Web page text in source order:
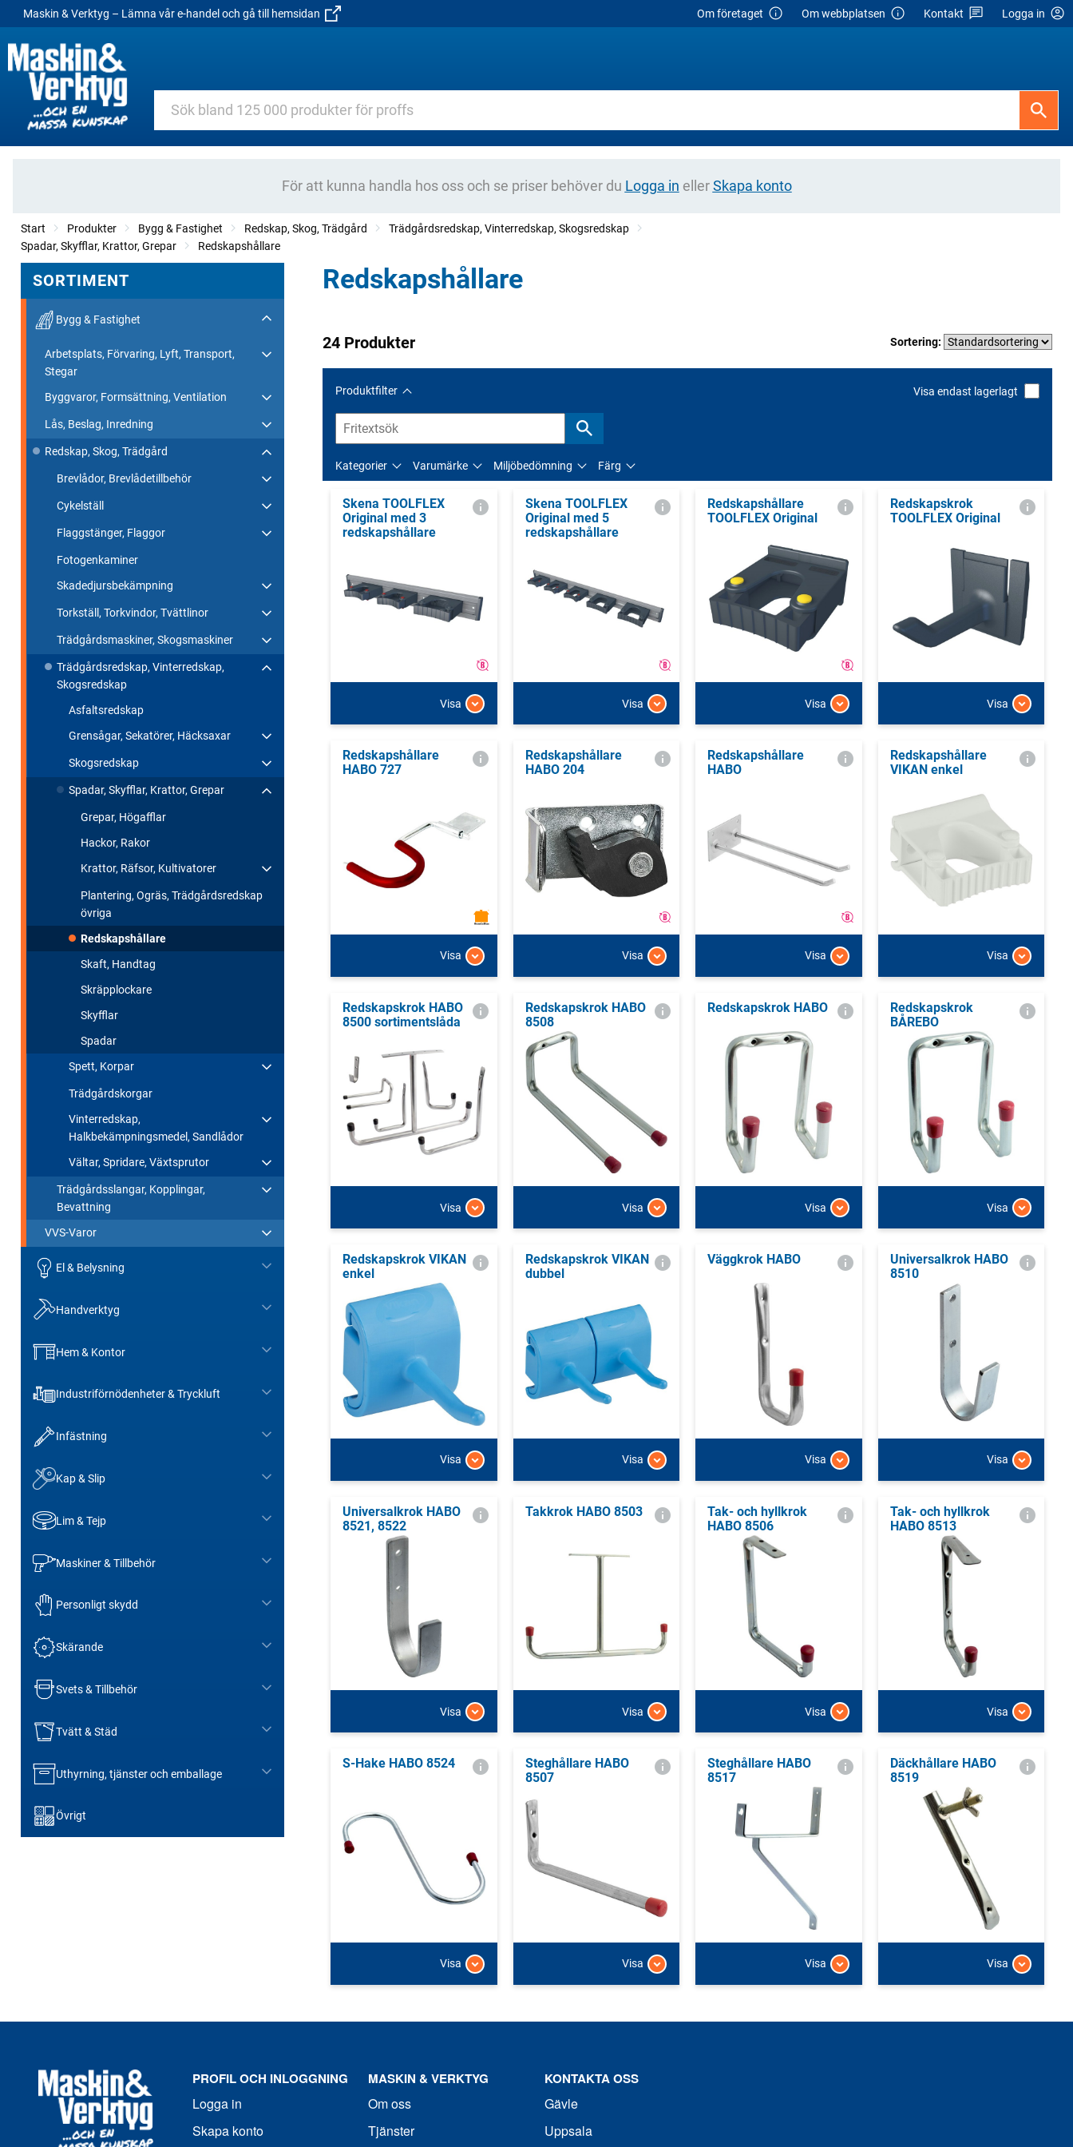
Maskin & Verktyg – Lämna vår e-handel och gå till hemsidan Om företaget Om webbplatsen Kontakt Logga in
För att kunna handla hos oss och se priser behöver du Logga in ellerSkapa konto
Start Produkter Bygg & Fastighet Redskap, Skog, Trädgård
Trädgårdsredskap, Vinterredskap, Skogsredskap
Spadar, Skyfflar, Krattor, Grepar
Redskapshållare
SORTIMENT
Bygg & Fastighet
Arbetsplats, Förvaring, Lyft, Transport,
Stegar
Byggvaror, Formsättning, Ventilation
Lås, Beslag, Inredning
Redskap, Skog, Trädgård
Brevlådor, Brevlådetillbehör
Cykelställ
Flaggstänger, Flaggor
Fotogenkaminer
Skadedjursbekämpning
Torkställ, Torkvindor, Tvättlinor
Trädgårdsmaskiner, Skogsmaskiner
Trädgårdsredskap, Vinterredskap,
Skogsredskap
Asfaltsredskap
Grensågar, Sekatörer, Häcksaxar
Skogsredskap
Spadar, Skyfflar, Krattor, Grepar
Grepar, Högafflar
Hackor, Rakor
Krattor, Räfsor, Kultivatorer
Plantering, Ogräs, Trädgårdsredskap
övriga
Redskapshållare
Skaft, Handtag
Skräpplockare
Skyfflar
Spadar
Spett, Korpar
Trädgårdskorgar
Vinterredskap,
Halkbekämpningsmedel, Sandlådor
Vältar, Spridare, Växtsprutor
Trädgårdsslangar, Kopplingar,
Bevattning
VVS-Varor
El & Belysning
Handverktyg
Hem & Kontor
Industriförnödenheter & Tryckluft
Infästning
Kap & Slip
Lim & Tejp
Maskiner & Tillbehör
Personligt skydd
Skärande
Svets & Tillbehör
Tvätt & Städ
Uthyrning, tjänster och emballage
Övrigt
Redskapshållare
24 Produkter Sortering:
Produktfilter Visa endast lagerlagt
Kategorier Varumärke Miljöbedömning Färg
Skena TOOLFLEX
Original med 3
redskapshållare
Visa
Skena TOOLFLEX
Original med 5
redskapshållare
Visa
Redskapshållare
TOOLFLEX Original
Visa
Redskapskrok
TOOLFLEX Original
Visa
Redskapshållare
HABO 727
Visa
Redskapshållare
HABO 204
Visa
Redskapshållare
HABO
Visa
Redskapshållare
VIKAN enkel
Visa
Redskapskrok HABO
8500 sortimentslåda
Visa
Redskapskrok HABO
8508
Visa
Redskapskrok HABO
Visa
Redskapskrok
BÅREBO
Visa
Redskapskrok VIKAN
enkel
Visa
Redskapskrok VIKAN
dubbel
Visa
Väggkrok HABO
Visa
Universalkrok HABO
8510
Visa
Universalkrok HABO
8521, 8522
Visa
Takkrok HABO 8503
Visa
Tak- och hyllkrok
HABO 8506
Visa
Tak- och hyllkrok
HABO 8513
Visa
S-Hake HABO 8524
Visa
Steghållare HABO
8507
Visa
Steghållare HABO
8517
Visa
Däckhållare HABO
8519
Visa
PROFIL OCH INLOGGNING
Logga in
Skapa konto
MASKIN & VERKTYG
Om oss
Tjänster
KONTAKTA OSS
Gävle
Uppsala